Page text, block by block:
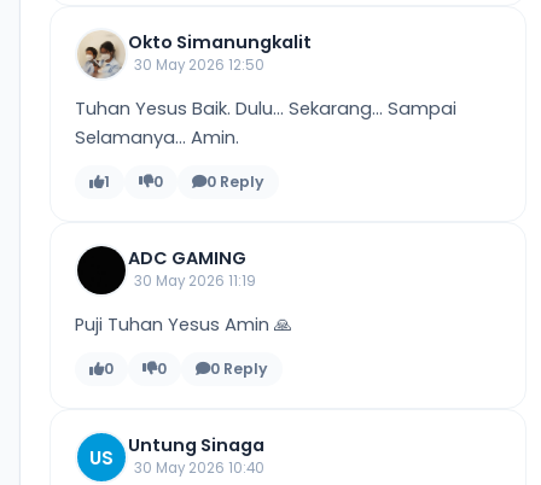
Okto Simanungkalit
30 May 2026 12:50
Tuhan Yesus Baik. Dulu... Sekarang... Sampai
Selamanya... Amin.
1 0 0 Reply
ADC GAMING
30 May 2026 11:19
Puji Tuhan Yesus Amin 🙏
0 0 0 Reply
US Untung Sinaga
30 May 2026 10:40